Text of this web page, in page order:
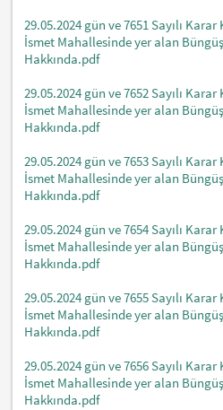
29.05.2024 gün ve 7651 Sayılı
İsmet Mahallesinde yer alan
Hakkında.pdf
29.05.2024 gün ve 7652 Sayılı
İsmet Mahallesinde yer alan
Hakkında.pdf
29.05.2024 gün ve 7653 Sayılı
İsmet Mahallesinde yer alan
Hakkında.pdf
29.05.2024 gün ve 7654 Sayılı
İsmet Mahallesinde yer alan
Hakkında.pdf
29.05.2024 gün ve 7655 Sayılı
İsmet Mahallesinde yer alan
Hakkında.pdf
29.05.2024 gün ve 7656 Sayılı
İsmet Mahallesinde yer alan
Hakkında.pdf